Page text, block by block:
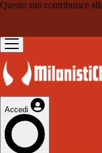
Questo sito contribuisce
Accedi